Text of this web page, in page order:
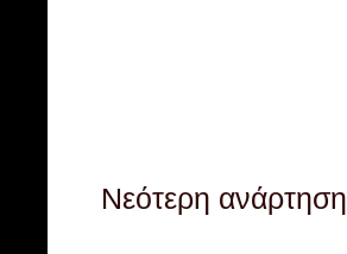
Νεότερη ανάρτηση